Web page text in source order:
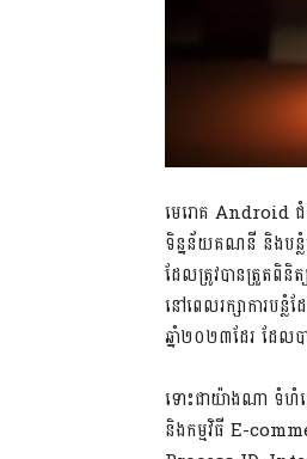
មេរោគ Android ជំ
ទិន្នន័យគណនី និងបន្លំប្រ
ដែលត្រូវបានត្រួតពិនិ
នៅពេលរក្សាការប
ឆ្នាំ២០២៣ដែរ ដែលប
ទោះជាយ៉ាងណា ទំហំ
និងកម្មវិធី E-